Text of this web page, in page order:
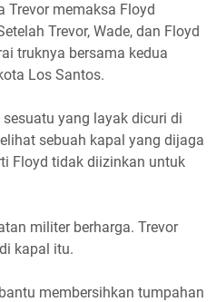
Trevor memaksa Floyd
Trevor, Wade, dan Floyd
truknya bersama kedua
Los Santos.
yang layak dicuri di
sebuah kapal yang dijaga
Floyd tidak diizinkan untuk
militer berharga. Trevor
kapal itu.
membersihkan tumpahan